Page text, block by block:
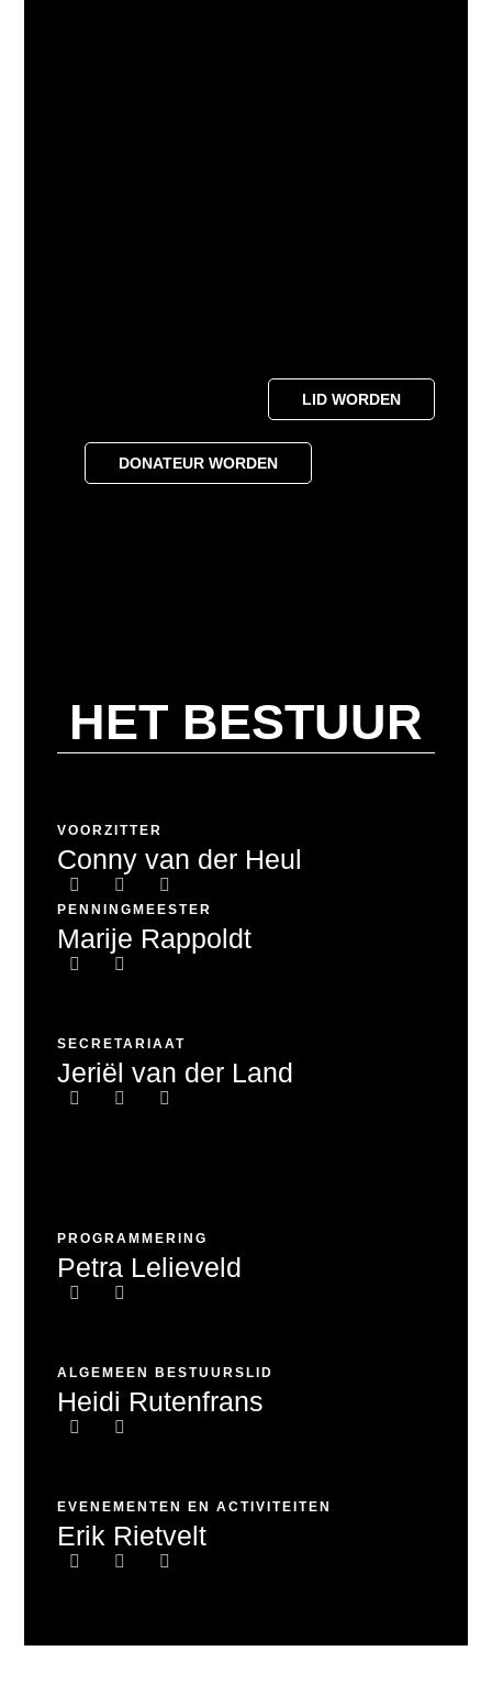
LID WORDEN
DONATEUR WORDEN
HET BESTUUR
VOORZITTER
Conny van der Heul
PENNINGMEESTER
Marije Rappoldt
SECRETARIAAT
Jeriël van der Land
PROGRAMMERING
Petra Lelieveld
ALGEMEEN BESTUURSLID
Heidi Rutenfrans
EVENEMENTEN EN ACTIVITEITEN
Erik Rietvelt